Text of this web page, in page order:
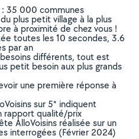
: 35 000 communes
plus petit village à la plus
à proximité de chez vous !
toutes les 10 secondes, 3.6
par an
différents, tout est
petit besoin aux plus grands
une première réponse à
sur 5* indiquent
rapport qualité/prix
AlloVoisins réalisée sur un
interrogées (Février 2024)